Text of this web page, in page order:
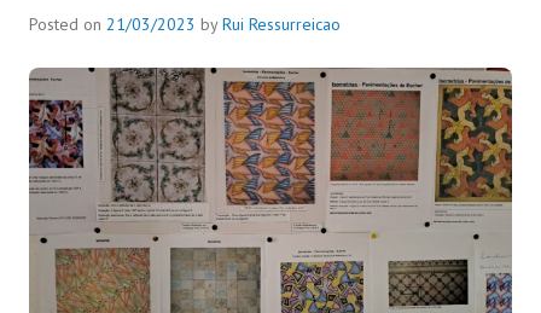
Posted on 21/03/2023 byRui Ressurreicao